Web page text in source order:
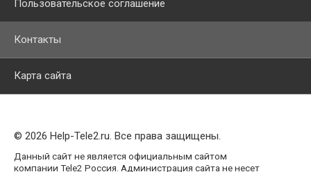
Пользовательское соглашение
Контакты
Карта сайта
© 2026 Help-Tele2.ru. Все права защищены.
Данный сайт не является официальным сайтом
компании Tele2 Россия. Администрация сайта не несет